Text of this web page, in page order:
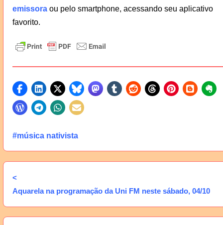
emissoraou pelo smartphone, acessando seu aplicativo
favorito.
#música nativista
<
Aquarela na programação da Uni FM neste sábado, 04/10